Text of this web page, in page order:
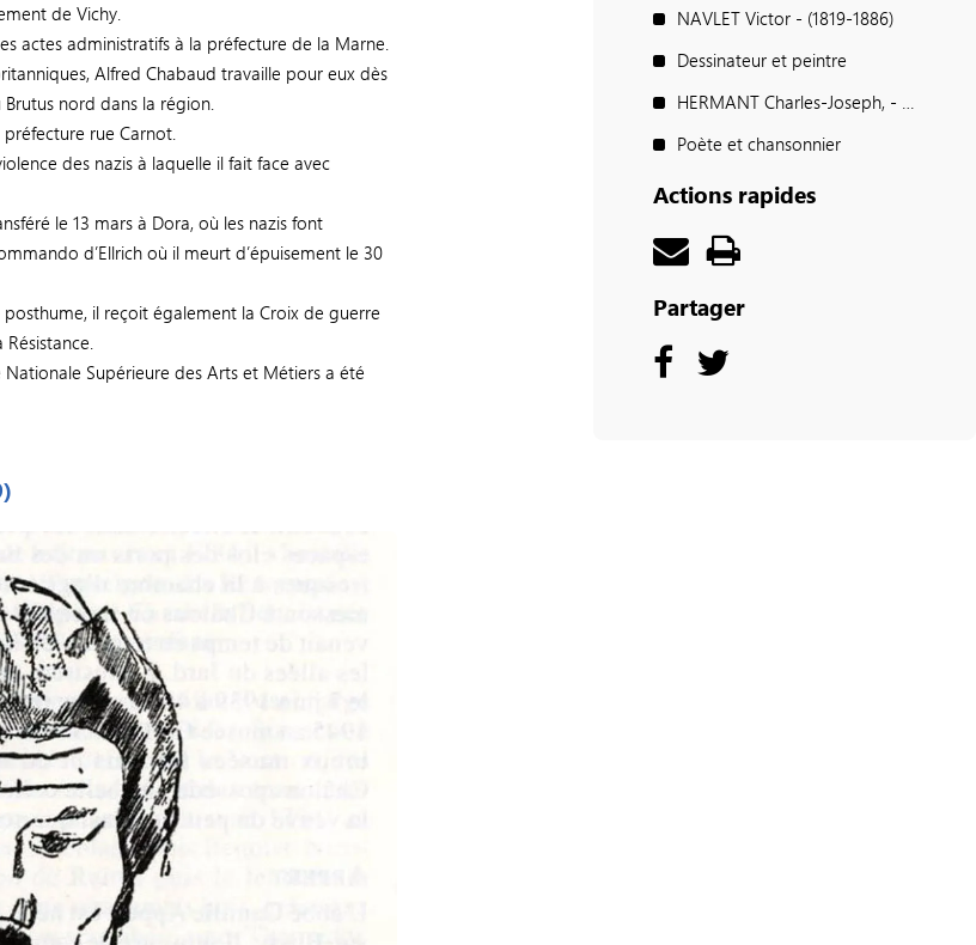
de Vichy.
actes administratifs à la préfecture de la Marne.
Alfred Chabaud travaille pour eux dès
nord dans la région.
préfecture rue Carnot.
des nazis à laquelle il fait face avec
le 13 mars à Dora, où les nazis font
d’Ellrich où il meurt d’épuisement le 30
il reçoit également la Croix de guerre
Supérieure des Arts et Métiers a été
NAVLET Victor - (1819-1886)
Dessinateur et peintre
HERMANT Charles-Joseph, - dit MITAINE - (1815-1858)
Poète et chansonnier
Actions rapides
Partager